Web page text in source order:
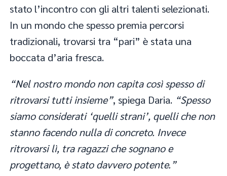
stato l’incontro con gli altri talenti selezionati.
In un mondo che spesso premia percorsi
tradizionali, trovarsi tra “pari” è stata una
boccata d’aria fresca.
“Nel nostro mondo non capita così spesso di
ritrovarsi tutti insieme”, spiega Daria. “Spesso
siamo considerati ‘quelli strani’, quelli che non
stanno facendo nulla di concreto. Invece
ritrovarsi lì, tra ragazzi che sognano e
progettano, è stato davvero potente.”